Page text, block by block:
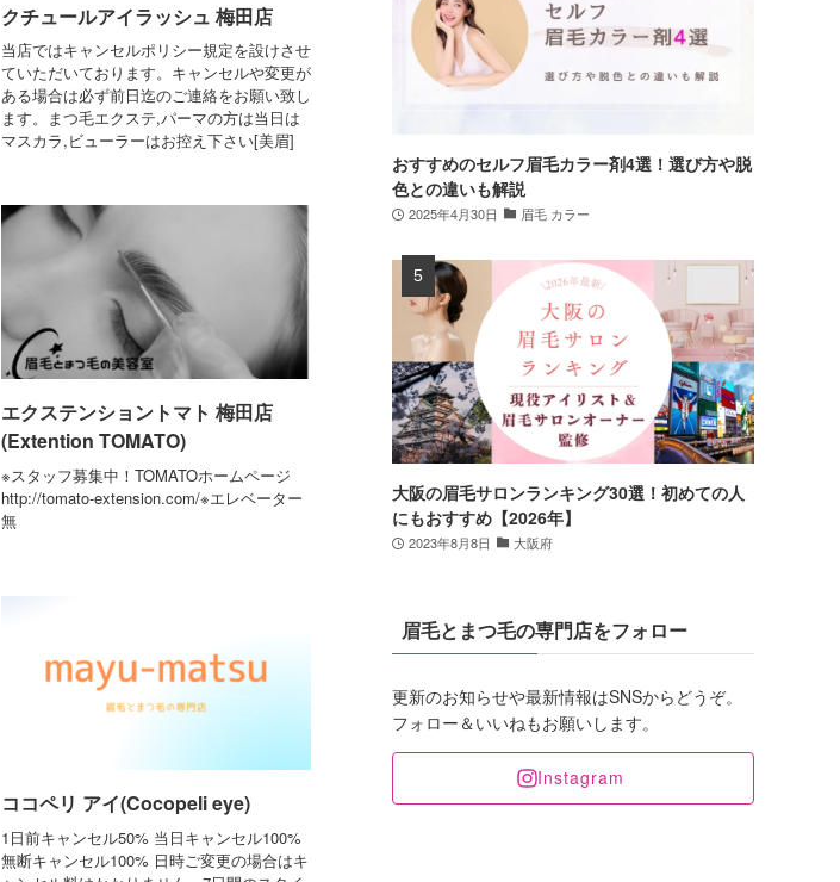
クチュールアイラッシュ 梅田店
当店ではキャンセルポリシー規定を設けさせ
ていただいております。キャンセルや変更が
ある場合は必ず前日迄のご連絡をお願い致し
ます。まつ毛エクステ,パーマの方は当日は
マスカラ,ビューラーはお控え下さい[美眉]
エクステンショントマト 梅田店
(Extention TOMATO)
※スタッフ募集中！TOMATOホームページ
http://tomato-extension.com/※エレベーター
無
ココペリ アイ(Cocopeli eye)
1日前キャンセル50% 当日キャンセル100%
無断キャンセル100% 日時ご変更の場合はキ
おすすめのセルフ眉毛カラー剤4選！選び方や脱
色との違いも解説
2025年4月30日 眉毛 カラー
大阪の眉毛サロンランキング30選！初めての人
にもおすすめ【2026年】
2023年8月8日 大阪府
眉毛とまつ毛の専門店をフォロー
更新のお知らせや最新情報はSNSからどうぞ。
フォロー＆いいねもお願いします。
Instagram